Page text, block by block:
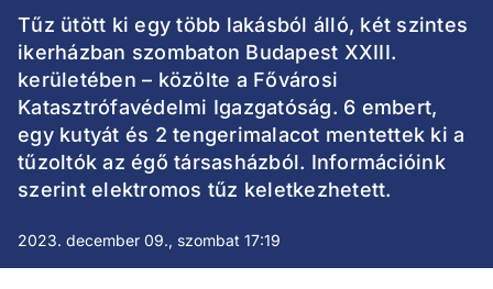
Tűz ütött ki egy több lakásból álló, két szintes
ikerházban szombaton Budapest XXIII.
kerületében – közölte a Fővárosi
Katasztrófavédelmi Igazgatóság. 6 embert,
egy kutyát és 2 tengerimalacot mentettek ki a
tűzoltók az égő társasházból. Információink
szerint elektromos tűz keletkezhetett.
2023. december 09., szombat 17:19